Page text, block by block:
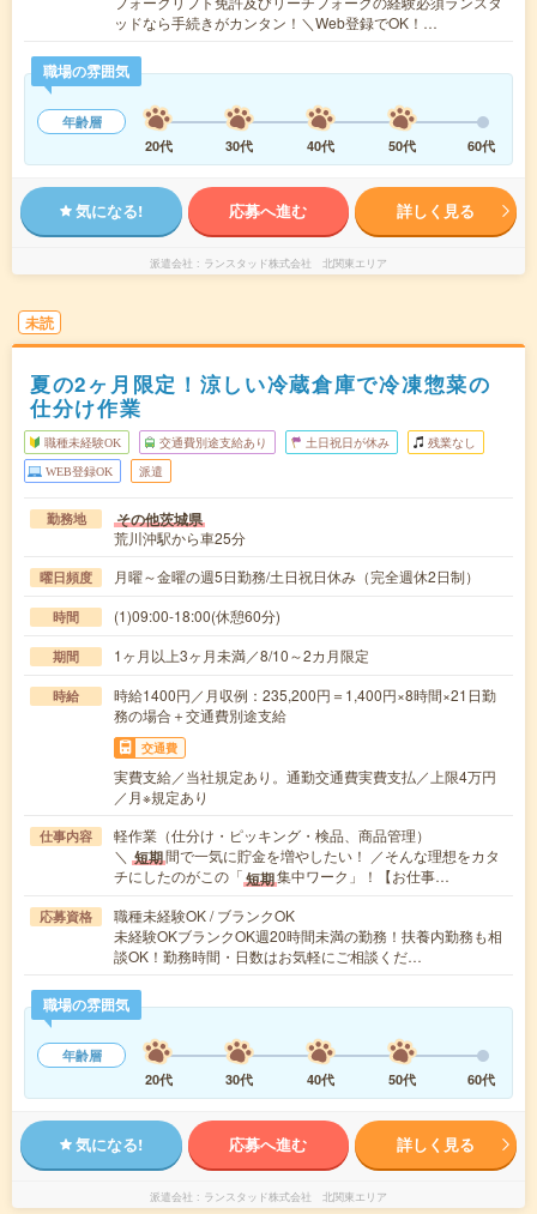
ッドなら手続きがカンタン！＼Web登録でOK！…
職場の雰囲気
年齢層
20代
30代 40代 50代 60代
気になる! 応募へ進む 詳しく見る
派遣会社 ランスタッド株式会社 北関東エリア
未読
夏の2ヶ月限定！涼しい冷蔵倉庫で冷凍惣菜の
仕分け作業
職種未経験OK 交通費別途支給あり 土日祝日が休み 残業なし
WEB登録OK 派遣
勤務地 その他茨城県
荒川沖駅から車25分
曜日頻度 月曜～金曜の週5日勤務/土日祝日休み（完全週休2日制）
時間 (1)09:00-18:00(休憩60分)
期間 1ヶ月以上3ヶ月未満／8/10～2カ月限定
時給
時給1400円／月収例：235,200円＝1,400円×8時間×21日勤
務の場合＋交通費別途支給
交通費
実費支給／当社規定あり。通勤交通費実費支払／上限4万円
／月※規定あり
仕事内容
軽作業（仕分け・ピッキング・検品、商品管理）
＼ 短期間で一気に貯金を増やしたい！ ／そんな理想をカタ
チにしたのがこの「短期集中ワーク」！【お仕事…
応募資格
職種未経験OK / ブランクOK
未経験OKブランクOK週20時間未満の勤務！扶養内勤務も相
談OK！勤務時間・日数はお気軽にご相談くだ…
職場の雰囲気
年齢層
20代
30代 40代 50代 60代
気になる! 応募へ進む 詳しく見る
派遣会社 ランスタッド株式会社 北関東エリア